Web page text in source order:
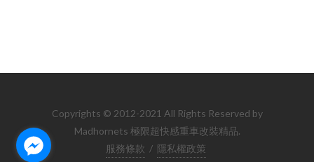
Copyrights © 2012-2021 All Rights Reserved by
Madhornets 極限超快感重車改裝精品.
服務條款 / 隱私權政策